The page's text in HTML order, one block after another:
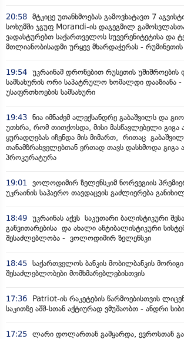
20:58 მტკიცე უთანხმოებას გამოვხატავთ 7
სოხუმში ჯგუფ Morandi-ის დაგეგმილ
ვადასტურებთ საქართველოს სუვერენიტეტისა და
მთლიანობისადმი ურყევ მხარდაჭერას - რუმინეთის
19:54 უკრაინამ დრონებით რუსეთის
სამსახურის ორი საპატრულო ხომალდი დააზიანა -
უსაფრთხოების სამსახური
19:43 ნია იმნაძემ ალექსანდრე გაბაშვილს და
უთხრა, რომ თითქოსდა, მისი მასწავლებელი გიგა
ყურადღებას იჩენდა მის მიმართ, რითაც გაბაშვილი
თანამზრახველებთან ერთად თავს დასხმოდა გიგა
პროკურატურა
19:01
ვოლოდიმირ ზელენსკიმ ნორვეგიის
უკრაინის საჰაერო თავდაცვის გაძლიერება
18:49 უკრაინას აქვს საკუთარი ბალისტიკური
განვითარებისა და ახალი ანტიბალისტიკური
შესაძლებლობა - ვოლოდიმირ ზელენსკი
18:45 საქართველოს ბანკის მობილბანკის
შესაძლებლობები მომხმარებლებისთვის
17:36
Patriot-ის რაკეტების წარმოებისთვის
საკითზე აშშ-სთან აქტიურად ვმუშაობთ - ანდრი
17:25 ლარი დოლართან გამყარდა, ევროსთან